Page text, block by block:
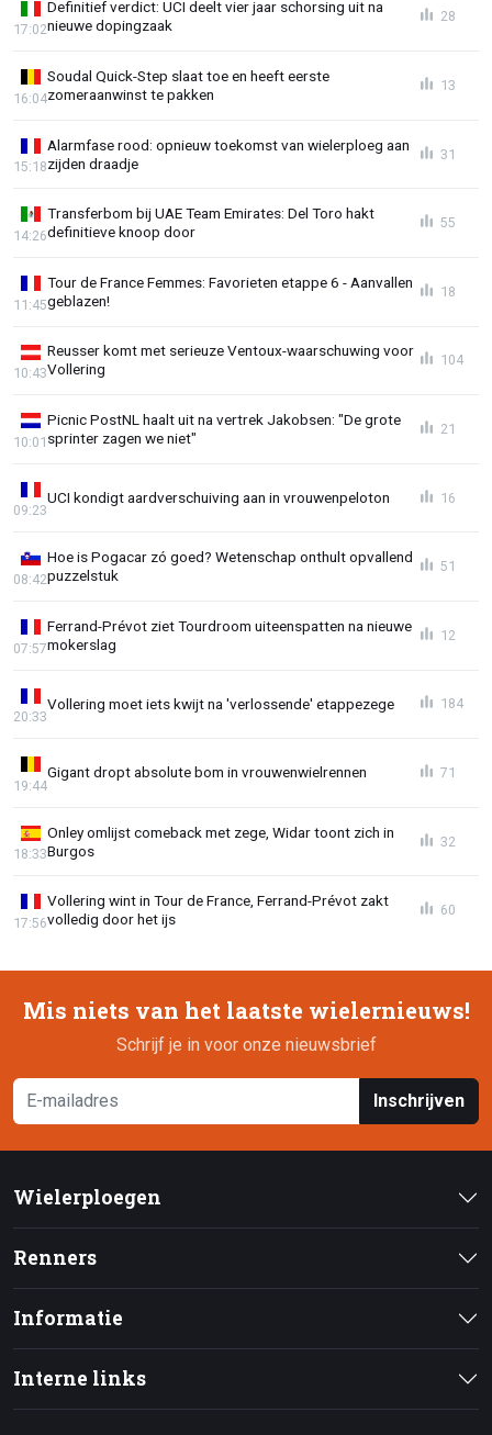
Definitief verdict: UCI deelt vier jaar schorsing uit na
nieuwe dopingzaak
17:02
28
Soudal Quick-Step slaat toe en heeft eerste
zomeraanwinst te pakken
16:04
13
Alarmfase rood: opnieuw toekomst van wielerploeg aan
zijden draadje
15:18
31
Transferbom bij UAE Team Emirates: Del Toro hakt
definitieve knoop door
14:26
55
Tour de France Femmes: Favorieten etappe 6 - Aanvallen
geblazen!
11:45
18
Reusser komt met serieuze Ventoux-waarschuwing voor
Vollering
10:43
104
Picnic PostNL haalt uit na vertrek Jakobsen: "De grote
sprinter zagen we niet"
10:01
21
UCI kondigt aardverschuiving aan in vrouwenpeloton
09:23
16
Hoe is Pogacar zó goed? Wetenschap onthult opvallend
puzzelstuk
08:42
51
Ferrand-Prévot ziet Tourdroom uiteenspatten na nieuwe
mokerslag
07:57
12
Vollering moet iets kwijt na 'verlossende' etappezege
20:33
184
Gigant dropt absolute bom in vrouwenwielrennen
19:44
71
Onley omlijst comeback met zege, Widar toont zich in
Burgos
18:33
32
Vollering wint in Tour de France, Ferrand-Prévot zakt
volledig door het ijs
17:56
60
Mis niets van het laatste wielernieuws!
Schrijf je in voor onze nieuwsbrief
Inschrijven
Wielerploegen
Renners
Informatie
Interne links